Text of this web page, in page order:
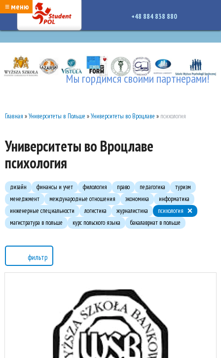
google-site-verification: google7a917c261df1566b.htmlgoogle-site-verification:
google7a917c261df1566b.html
≡ меню
+48 884 838 880
Мы гордимся своими партнерами!
Главная »Университеты в Польше »Университеты во Вроцлаве » психология
Университеты во Вроцлаве
психология
дизайн финансы и учет филология право педагогика
туризм
менеджмент
международные отношения экономика
информатика
инженерные специальности
логистика журналистика
психология
магистратура в польше
курс польского языка бакалавриат в польше
фильтр